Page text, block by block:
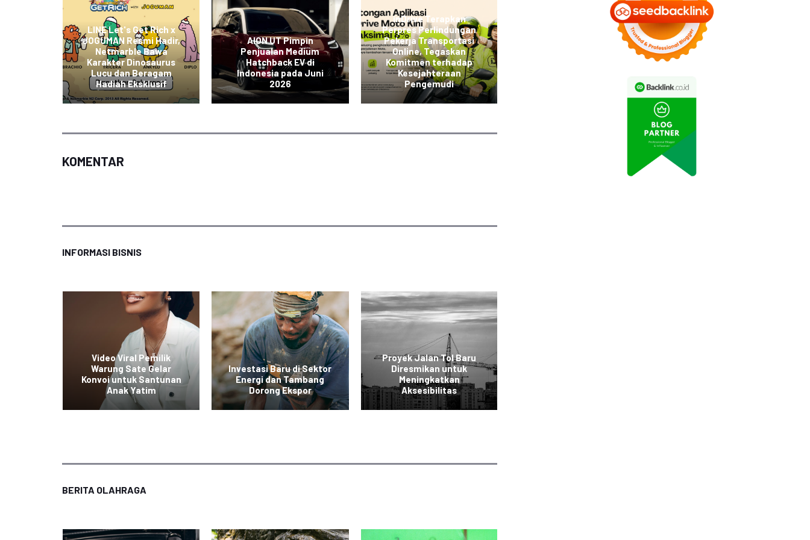
LINE Let's Get Rich x
JOGUMAN Resmi Hadir,
Netmarble Bawa
Karakter Dinosaurus
Lucu dan Beragam
Hadiah Eksklusif
AION UT Pimpin
Penjualan Medium
Hatchback EV di
Indonesia pada Juni
2026
inDrive Terapkan
Perpres Perlindungan
Pekerja Transportasi
Online, Tegaskan
Komitmen terhadap
Kesejahteraan
Pengemudi
LINE Let's Get Rich x
JOGUMAN Resmi Hadir,
AION UT Pimpin
Penjualan Medium
KOMENTAR
INFORMASI BISNIS
Video Viral Pemilik
Warung Sate Gelar
Konvoi untuk Santunan
Anak Yatim
Investasi Baru di Sektor
Energi dan Tambang
Dorong Ekspor
Proyek Jalan Tol Baru
Diresmikan untuk
Meningkatkan
Aksesibilitas
BERITA OLAHRAGA